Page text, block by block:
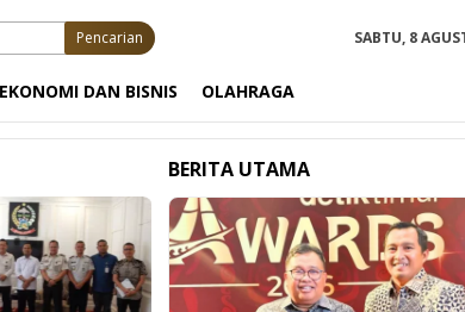
Pencarian SABTU, 8
EKONOMI DAN BISNIS OLAHRAGA
BERITA UTAMA